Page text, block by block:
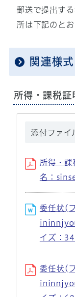
郵送で提出す
所は下記のと
関連様式
所得・課税証
添付ファイ
所得・
名：
委任状(
イズ：
委任状(